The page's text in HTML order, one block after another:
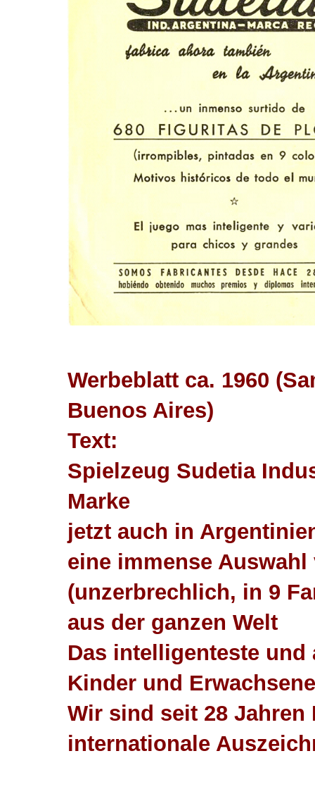
Werbeblatt ca. 1960
Buenos Aires)
Text:
Spielzeug Sudetia
Marke
jetzt auch in
eine immense
(unzerbrechlich, in 9
aus der ganzen Welt
Das intelligenteste
Kinder und Erwachsene
Wir sind seit 28
internationale